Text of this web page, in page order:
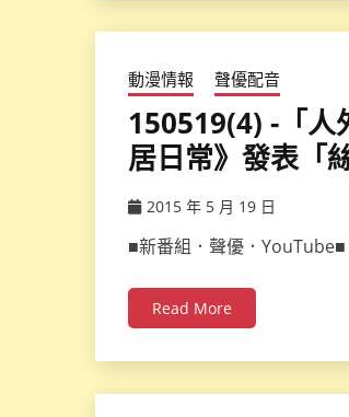
動漫情報 聲優配音
150519(4) -「人
居日常》發表「
2015 年 5 月 19 日
■新番組．聲優．
Read More